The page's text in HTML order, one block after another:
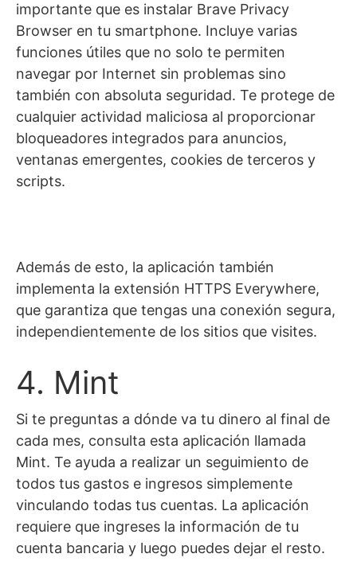
importante que es instalar Brave Privacy
Browser en tu smartphone. Incluye varias
funciones útiles que no solo te permiten
navegar por Internet sin problemas sino
también con absoluta seguridad. Te protege de
cualquier actividad maliciosa al proporcionar
bloqueadores integrados para anuncios,
ventanas emergentes, cookies de terceros y
scripts.
Además de esto, la aplicación también
implementa la extensión HTTPS Everywhere,
que garantiza que tengas una conexión segura,
independientemente de los sitios que visites.
4. Mint
Si te preguntas a dónde va tu dinero al final de
cada mes, consulta esta aplicación llamada
Mint. Te ayuda a realizar un seguimiento de
todos tus gastos e ingresos simplemente
vinculando todas tus cuentas. La aplicación
requiere que ingreses la información de tu
cuenta bancaria y luego puedes dejar el resto.